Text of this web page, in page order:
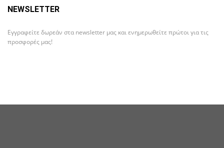
NEWSLETTER
Εγγραφείτε δωρεάν στα newsletter μας και ενημερωθείτε πρώτοι για τις
προσφορές μας!